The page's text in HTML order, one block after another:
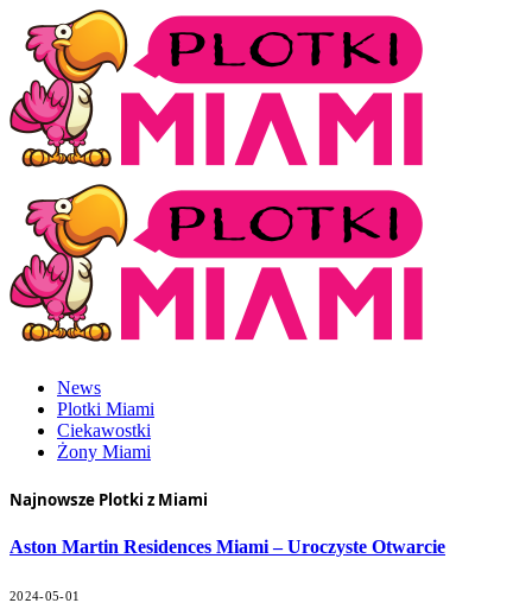
News
Plotki Miami
Ciekawostki
Żony Miami
Najnowsze Plotki z Miami
Aston Martin Residences Miami – Uroczyste Otwarcie
2024-05-01